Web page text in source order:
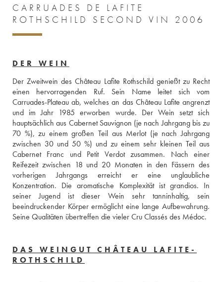
CARRUADES DE LAFITE
ROTHSCHILD SECOND VIN 2006
DER WEIN
Der Zweitwein des Château Lafite Rothschild genießt zu Recht
einen hervorragenden Ruf. Sein Name leitet sich vom
Carruades-Plateau ab, welches an das Château Lafite angrenzt
und im Jahr 1985 erworben wurde. Der Wein setzt sich
hauptsächlich aus Cabernet Sauvignon (je nach Jahrgang bis zu
70 %), zu einem großen Teil aus Merlot (je nach Jahrgang
zwischen 30 und 50 %) und zu einem sehr kleinen Teil aus
Cabernet Franc und Petit Verdot zusammen. Nach einer
Reifezeit zwischen 18 und 20 Monaten in den Fässern des
vorherigen Jahrgangs erreicht er eine unglaubliche
Konzentration. Die aromatische Komplexität ist grandios. In
seiner Jugend ist dieser Wein sehr tanninhaltig, sein
beeindruckender Körper ermöglicht eine lange Aufbewahrung.
Seine Qualitäten übertreffen die vieler Cru Classés des Médoc.
DAS WEINGUT CHÂTEAU LAFITE-
ROTHSCHILD